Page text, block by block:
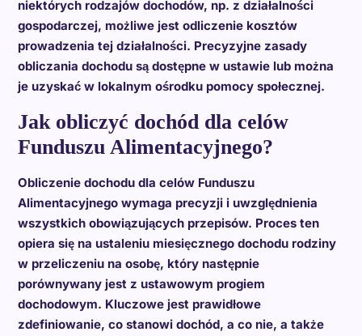
niektórych rodzajów dochodów, np. z działalności
gospodarczej, możliwe jest odliczenie kosztów
prowadzenia tej działalności. Precyzyjne zasady
obliczania dochodu są dostępne w ustawie lub można
je uzyskać w lokalnym ośrodku pomocy społecznej.
Jak obliczyć dochód dla celów
Funduszu Alimentacyjnego?
Obliczenie dochodu dla celów Funduszu
Alimentacyjnego wymaga precyzji i uwzględnienia
wszystkich obowiązujących przepisów. Proces ten
opiera się na ustaleniu miesięcznego dochodu rodziny
w przeliczeniu na osobę, który następnie
porównywany jest z ustawowym progiem
dochodowym. Kluczowe jest prawidłowe
zdefiniowanie, co stanowi dochód, a co nie, a także